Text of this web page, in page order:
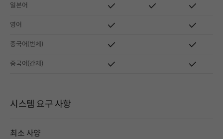
일본어
영어
중국어(번체)
중국어(간체)
시스템 요구 사항
최소 사양